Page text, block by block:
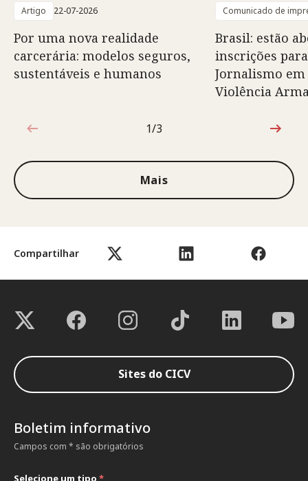
Compartilhar
Artigo 22-07-2026
Por uma nova realidade
carcerária: modelos seguros,
sustentáveis e humanos
Comunicado de
Brasil: estão
inscrições
Jornalismo
Violência
1 de 3
1/3
Mais
Sites do CICV
Boletim informativo
Campos com * são obrigatórios
Selecione um tipo *